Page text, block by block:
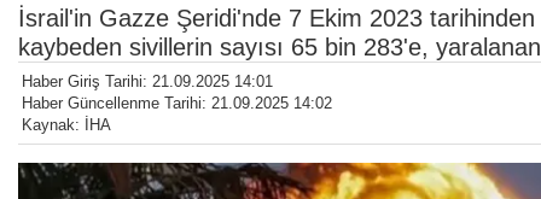
İsrail'in Gazze Şeridi'nde 7 Ekim 2023 tarihinden
kaybeden sivillerin sayısı 65 bin 283'e,
Haber Giriş Tarihi: 21.09.2025 14:01
Haber Güncellenme Tarihi: 21.09.2025 14:02
Kaynak: İHA